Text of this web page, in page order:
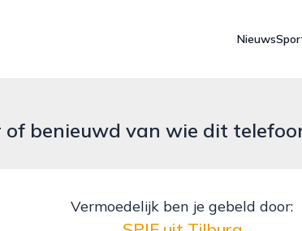
Nieuws
of benieuwd van wie dit
Vermoedelijk ben je gebeld door: